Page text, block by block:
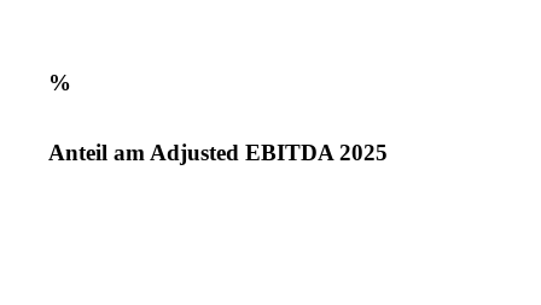
%
Anteil am Adjusted EBITDA 2025